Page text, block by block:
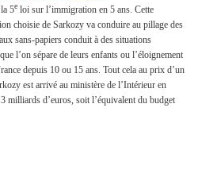
5e loi sur l’immigration en 5 ans. Cette
choisie de Sarkozy va conduire au pillage des
sans-papiers conduit à des situations
l’on sépare de leurs enfants ou l’éloignement
depuis 10 ou 15 ans. Tout cela au prix d’un
est arrivé au ministère de l’Intérieur en
milliards d’euros, soit l’équivalent du budget